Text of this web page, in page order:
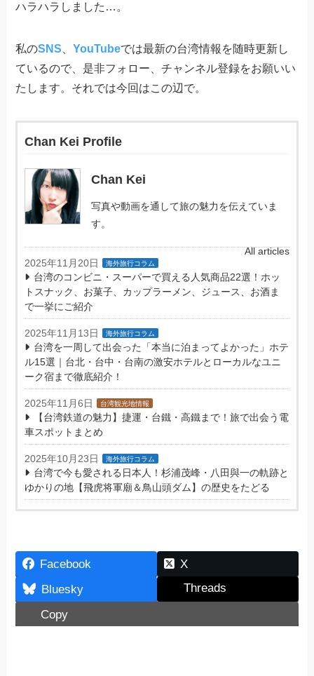
ハラハラしました…。
私のSNS、YouTubeでは最新の台湾情報を随時更新し
ているので、是非フォロー、チャンネル登録をお願いい
たします。それでは今回はこの辺で。
Chan Kei Profile
Chan Kei
写真や動画を通して旅の魅力を伝えていま
す。
All articles
2025年11月20日
海外旅行コラム
台湾のコンビニ・スーパーで買える人気商品22選！ホッ
トスナック、お菓子、カップラーメン、ジュース、お酒ま
で一挙にご紹介
2025年11月13日 海外旅行コラム
台湾を一周して出会った「本当に泊まってよかった」ホテ
ル15選｜台北・台中・台南の激安ホテルとローカルなユニ
ーク宿まで徹底紹介！
2025年11月6日 台湾観光地情報
【台湾鉄道の魅力】捷運・台鐵・高鐵まで！旅で出会う電
車スポットまとめ
2025年10月23日 海外旅行コラム
台湾で今も愛される日本人！杉浦茂峰・八田與一の軌跡と
ゆかりの地【飛虎将軍廟＆鳥山頭ダム】の歴史をたどる
Facebook
X
Bluesky
Threads
Copy